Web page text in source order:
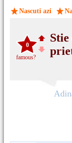
Nascuti azi
0
famous?